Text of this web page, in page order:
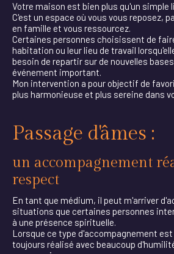
Votre maison est bien plus qu'un simple
C'est un espace où vous vous reposez,
en famille et vous ressourcez.
Certaines personnes choisissent de
habitation ou leur lieu de travail
besoin de repartir sur de nouvelles
événement important.
Mon intervention a pour objectif de
plus harmonieuse et plus sereine dans
Passage d'âmes :
un accompagnement
respect
En tant que médium, il peut m'arriver
situations que certaines personnes
à une présence spirituelle.
Lorsque ce type d'accompagnement
toujours réalisé avec beaucoup